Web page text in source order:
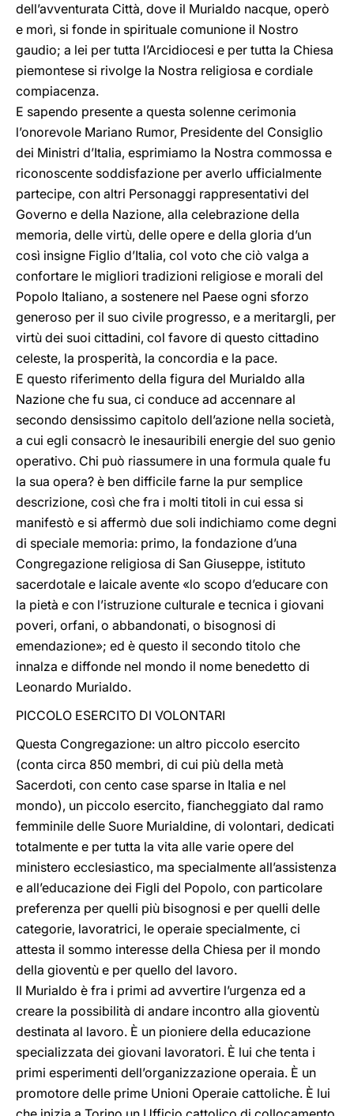
dell’avventurata Città, dove il Murialdo nacque, operò
e morì, si fonde in spirituale comunione il Nostro
gaudio; a lei per tutta l’Arcidiocesi e per tutta la Chiesa
piemontese si rivolge la Nostra religiosa e cordiale
compiacenza.
E sapendo presente a questa solenne cerimonia
l’onorevole Mariano Rumor, Presidente del Consiglio
dei Ministri d’Italia, esprimiamo la Nostra commossa e
riconoscente soddisfazione per averlo ufficialmente
partecipe, con altri Personaggi rappresentativi del
Governo e della Nazione, alla celebrazione della
memoria, delle virtù, delle opere e della gloria d’un
così insigne Figlio d’Italia, col voto che ciò valga a
confortare le migliori tradizioni religiose e morali del
Popolo Italiano, a sostenere nel Paese ogni sforzo
generoso per il suo civile progresso, e a meritargli, per
virtù dei suoi cittadini, col favore di questo cittadino
celeste, la prosperità, la concordia e la pace.
E questo riferimento della figura del Murialdo alla
Nazione che fu sua, ci conduce ad accennare al
secondo densissimo capitolo dell’azione nella società,
a cui egli consacrò le inesauribili energie del suo genio
operativo. Chi può riassumere in una formula quale fu
la sua opera? è ben difficile farne la pur semplice
descrizione, così che fra i molti titoli in cui essa si
manifestò e si affermò due soli indichiamo come degni
di speciale memoria: primo, la fondazione d’una
Congregazione religiosa di San Giuseppe, istituto
sacerdotale e laicale avente «lo scopo d’educare con
la pietà e con l’istruzione culturale e tecnica i giovani
poveri, orfani, o abbandonati, o bisognosi di
emendazione»; ed è questo il secondo titolo che
innalza e diffonde nel mondo il nome benedetto di
Leonardo Murialdo.
PICCOLO ESERCITO DI VOLONTARI
Questa Congregazione: un altro piccolo esercito
(conta circa 850 membri, di cui più della metà
Sacerdoti, con cento case sparse in Italia e nel
mondo), un piccolo esercito, fiancheggiato dal ramo
femminile delle Suore Murialdine, di volontari, dedicati
totalmente e per tutta la vita alle varie opere del
ministero ecclesiastico, ma specialmente all’assistenza
e all’educazione dei Figli del Popolo, con particolare
preferenza per quelli più bisognosi e per quelli delle
categorie, lavoratrici, le operaie specialmente, ci
attesta il sommo interesse della Chiesa per il mondo
della gioventù e per quello del lavoro.
Il Murialdo è fra i primi ad avvertire l’urgenza ed a
creare la possibilità di andare incontro alla gioventù
destinata al lavoro. È un pioniere della educazione
specializzata dei giovani lavoratori. È lui che tenta i
primi esperimenti dell’organizzazione operaia. È un
promotore delle prime Unioni Operaie cattoliche. È lui